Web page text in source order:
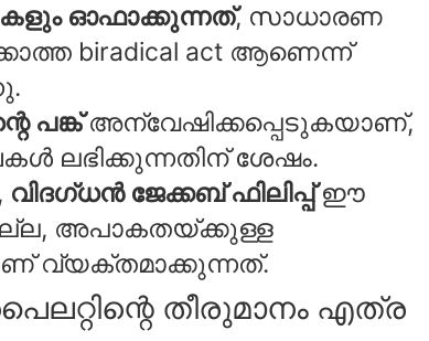
ഓഫാക്കുന്നത്, സാധാരണ
biradical act ആണെന്ന്
പങ്ക്അന്വേഷിക്കപ്പെടുകയാണ്,
ലഭിക്കുന്നതിന് ശേഷം.
വിദഗ്ധൻ ജേക്കബ് ഫിലിപ്പ്ഈ
അല്ല, അപാകതയ്ക്കുള്ള
വ്യക്തമാക്കുന്നത്.
തീരുമാനം എത്ര